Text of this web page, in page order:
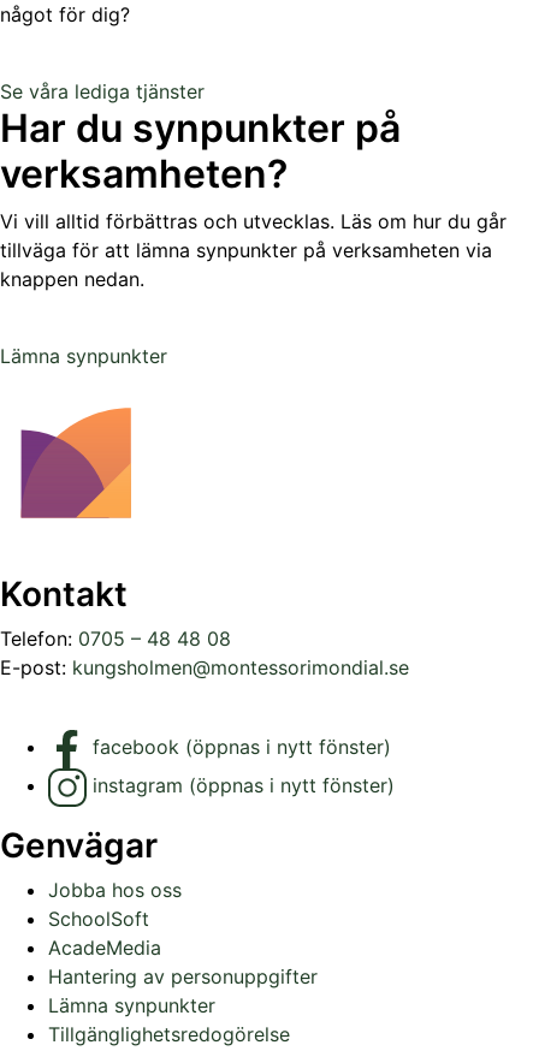
något för dig?
Se våra lediga tjänster
Har du synpunkter på
verksamheten?
Vi vill alltid förbättras och utvecklas. Läs om hur du går
tillväga för att lämna synpunkter på verksamheten via
knappen nedan.
Lämna synpunkter
Kontakt
Telefon: 0705 – 48 48 08
E-post: kungsholmen@montessorimondial.se
facebook (öppnas i nytt fönster)
instagram (öppnas i nytt fönster)
Genvägar
Jobba hos oss
SchoolSoft
AcadeMedia
Hantering av personuppgifter
Lämna synpunkter
Tillgänglighetsredogörelse